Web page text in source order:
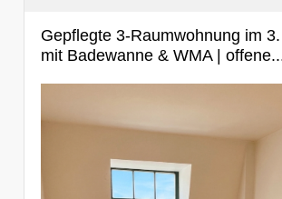
Gepflegte 3-Raumwohnung im
mit Badewanne & WMA |